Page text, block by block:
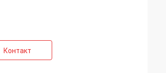
Контакт